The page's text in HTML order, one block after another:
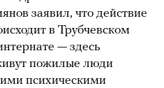
заявил, что действие
в Трубчевском
— здесь
пожилые люди
психическими